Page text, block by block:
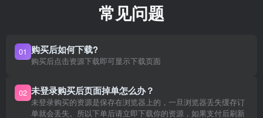
常见问题
01 购买后如何下载?
购买后点击资源下载即可显示下载页面
02 未登录购买后页面掉单怎么办？
未登录购买的资源是保存在浏览器上的，一旦浏览器丢失缓存订
单就会丢失。所以下单后请立即下载你的资源，如果支付后刷新